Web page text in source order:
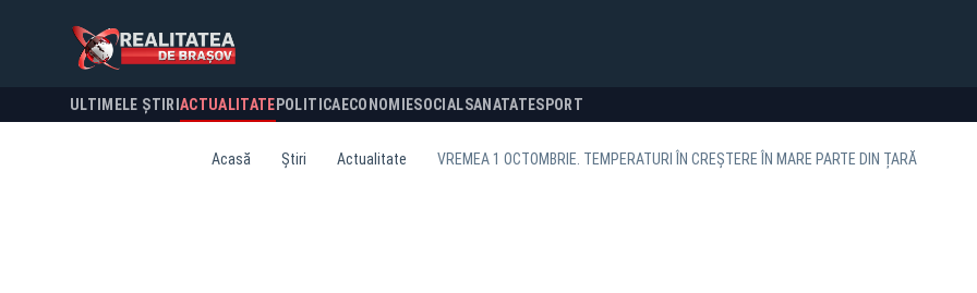
ULTIMELE ȘTIRI ACTUALITATE POLITICA ECONOMIESOCIALSANATATESPORT
Acasă Știri Actualitate VREMEA 1 OCTOMBRIE. TEMPERATURI ÎN CREȘTERE ÎN MARE PARTE DIN ȚARĂ